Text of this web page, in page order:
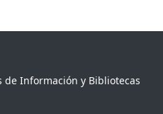
de Información y Bibliotecas